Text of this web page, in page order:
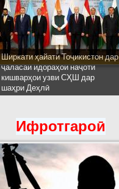
Ширкати ҳайати Тоҷикистон дар
ҷаласаи идораҳои наҷоти
кишварҳои узви СҲШ дар
шаҳри Деҳлӣ
Ифротгароӣ